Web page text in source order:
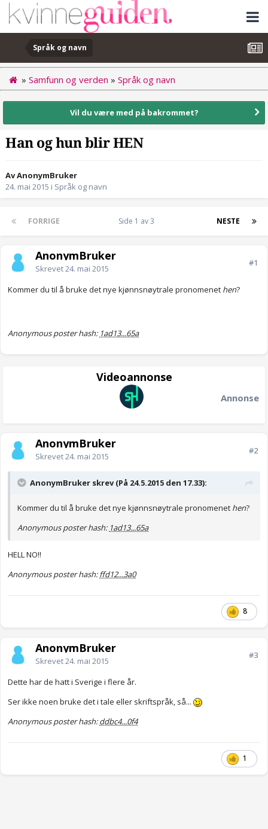
Språk og navn
» Samfunn og verden » Språk og navn
Vil du være med på bakrommet?
Han og hun blir HEN
Av AnonymBruker
24. mai 2015 i Språk og navn
FORRIGE NESTE
Side 1 av 3
AnonymBruker
Skrevet24. mai 2015
#1
Kommer du til å bruke det nye kjønnsnøytrale pronomenet hen?
Anonymous poster hash: 1ad13...65a
Videoannonse
Annonse
AnonymBruker
Skrevet24. mai 2015
#2
AnonymBruker skrev (På 24.5.2015 den 17.33):
Kommer du til å bruke det nye kjønnsnøytrale pronomenet hen?
Anonymous poster hash: 1ad13...65a
HELL NO!!
Anonymous poster hash:ffd12...3a0
8
AnonymBruker
Skrevet24. mai 2015
#3
Dette har de hatt i Sverige i flere år.
Ser ikke noen bruke det i tale eller skriftspråk, så...
Anonymous poster hash:ddbc4...0f4
1